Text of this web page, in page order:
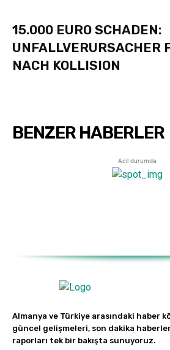
15.000 EURO SCHADEN:
UNFALLVERURSACHER
NACH KOLLISION
BENZER HABERLER
Acil durumda
Almanya ve Türkiye arasındaki haber
güncel gelişmeleri, son dakika
raporları tek bir bakışta sunuyoruz.